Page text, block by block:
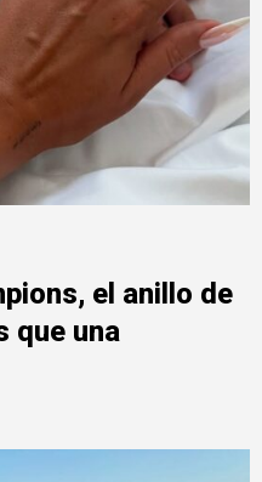
el anillo de
que una